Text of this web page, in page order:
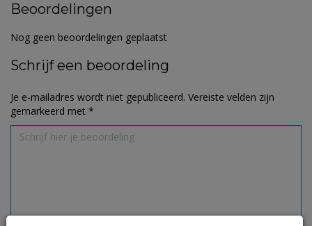
Beoordelingen
Nog geen beoordelingen geplaatst
Schrijf een beoordeling
Je e-mailadres wordt niet gepubliceerd. Vereiste velden zijn
gemarkeerd met *